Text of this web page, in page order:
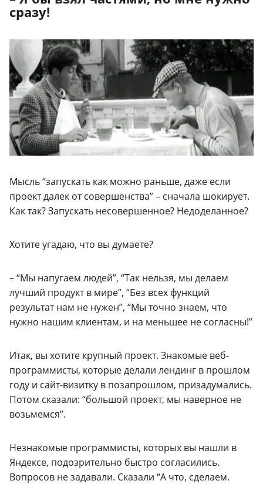
сразу!
Мысль “запускать как можно раньше, даже если
проект далек от совершенства” – сначала шокирует.
Как так? Запускать несовершенное? Недоделанное?
Хотите угадаю, что вы думаете?
– “Мы напугаем людей”, “Так нельзя, мы делаем
лучший продукт в мире”, “Без всех функций
результат нам не нужен”, “Мы точно знаем, что
нужно нашим клиентам, и на меньшее не согласны!”
Итак, вы хотите крупный проект. Знакомые веб-
программисты, которые делали лендинг в прошлом
году и сайт-визитку в позапрошлом, призадумались.
Потом сказали: “большой проект, мы наверное не
возьмемся”.
Незнакомые программисты, которых вы нашли в
Яндексе, подозрительно быстро согласились.
Вопросов не задавали. Сказали “А что, сделаем.